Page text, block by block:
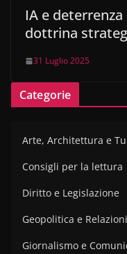
IA e
dottrina
31 Luglio 2025
Categorie
Arte, Architettura e
Consigli per la lettura
Diritto e Legislazione
Geopolitica e
Giornalismo e